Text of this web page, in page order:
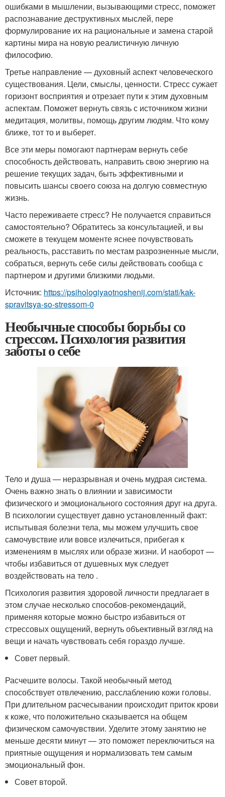
ошибками в мышлении, вызывающими стресс, поможет
распознавание деструктивных мыслей, пере
формулирование их на рациональные и замена старой
картины мира на новую реалистичную личную
философию.
Третье направление — духовный аспект человеческого
существования. Цели, смыслы, ценности. Стресс сужает
горизонт восприятия и отрезает пути к этим духовным
аспектам. Поможет вернуть связь с источником жизни
медитация, молитвы, помощь другим людям. Что кому
ближе, тот то и выберет.
Все эти меры помогают партнерам вернуть себе
способность действовать, направить свою энергию на
решение текущих задач, быть эффективными и
повысить шансы своего союза на долгую совместную
жизнь.
Часто переживаете стресс? Не получается справиться
самостоятельно? Обратитесь за консультацией, и вы
сможете в текущем моменте яснее почувствовать
реальность, расставить по местам разрозненные мысли,
собраться, вернуть себе силы действовать сообща с
партнером и другими близкими людьми.
Источник: https://psihologiyaotnoshenij.com/stati/kak-
spravitsya-so-stressom-0
Необычные способы борьбы со
стрессом. Психология развития
заботы о себе
Тело и душа — неразрывная и очень мудрая система.
Очень важно знать о влиянии и зависимости
физического и эмоционального состояния друг на друга.
В психологии существует давно установленный факт:
испытывая болезни тела, мы можем улучшить свое
самочувствие или вовсе излечиться, прибегая к
изменениям в мыслях или образе жизни. И наоборот —
чтобы избавиться от душевных мук следует
воздействовать на тело .
Психология развития здоровой личности предлагает в
этом случае несколько способов-рекомендаций,
применяя которые можно быстро избавиться от
стрессовых ощущений, вернуть объективный взгляд на
вещи и начать чувствовать себя гораздо лучше.
Совет первый.
Расчешите волосы. Такой необычный метод
способствует отвлечению, расслаблению кожи головы.
При длительном расчесывании происходит приток крови
к коже, что положительно сказывается на общем
физическом самочувствии. Уделите этому занятию не
меньше десяти минут — это поможет переключиться на
приятные ощущения и нормализовать тем самым
эмоциональный фон.
Совет второй.